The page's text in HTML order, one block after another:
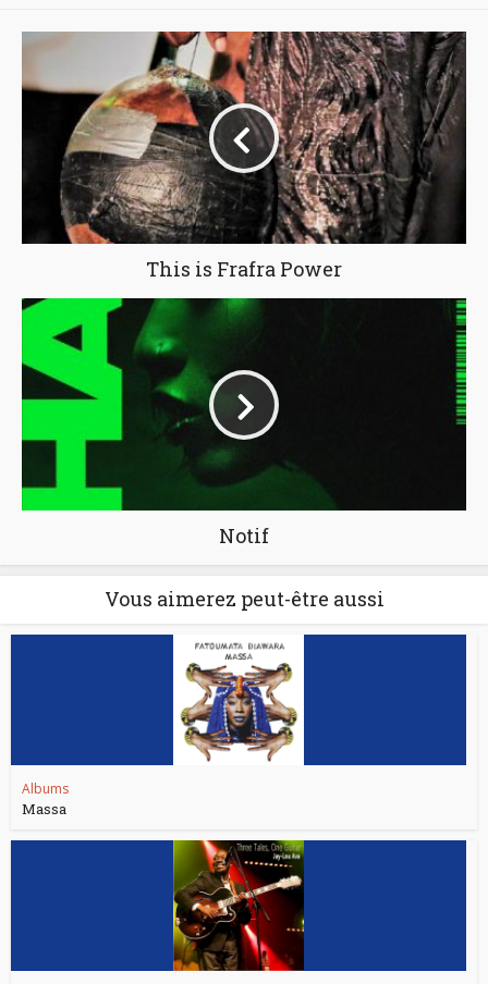
This is Frafra Power
Notif
Vous aimerez peut-être aussi
Albums
Massa